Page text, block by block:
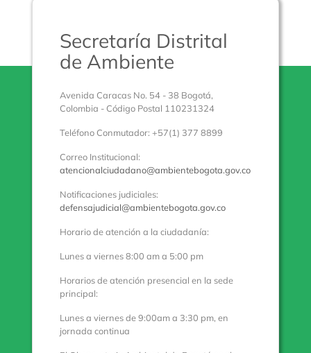
Secretaría Distrital
de Ambiente
Avenida Caracas No. 54 - 38 Bogotá,
Colombia - Código Postal 110231324
Teléfono Conmutador: +57(1) 377 8899
Correo Institucional:
atencionalciudadano@ambientebogota.gov.co
Notificaciones judiciales:
defensajudicial@ambientebogota.gov.co
Horario de atención a la ciudadanía:
Lunes a viernes 8:00 am a 5:00 pm
Horarios de atención presencial en la sede
principal:
Lunes a viernes de 9:00am a 3:30 pm, en
jornada continua